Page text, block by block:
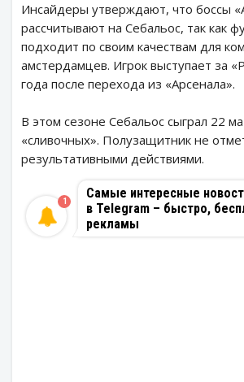
Инсайдеры утверждают, что боссы
рассчитывают на Себальос, так как
подходит по своим качествам для
амстердамцев. Игрок выступает за
года после перехода из «Арсенала».
В этом сезоне Себальос сыграл 22
«сливочных». Полузащитник не
результативными действиями.
Самые интересные
в Telegram – быстро,
рекламы
1